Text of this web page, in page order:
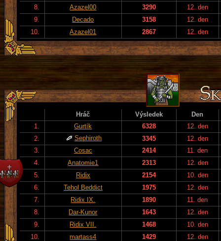
8.
Azazel00 3290
12. den
9.
Decado 3158
12. den
10.
Azazel01 2867 12. den
Hráč Výsledek
Den
1.
Gurtík 6328
12. den
2.
Sephiroth 3345
12. den
3.
Cosac 2414
11. den
4.
Anatomie1 2313
12. den
5.
Ridix 2154
10. den
6.
Tehol Beddict 1975
12. den
7.
Ridix IX. 1890
11. den
8.
Dar-Kunor 1643
12. den
9.
Ridix VII. 1468
10. den
10.
martass4 1429 12. den